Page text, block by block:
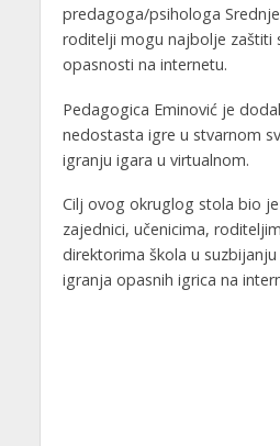
predagoga/psihologa
roditelji mogu najbolje zaštiti
opasnosti na internetu.
Pedagogica Eminović je
nedostasta igre u stvarnom
igranju igara u virtualnom.
Cilj ovog okruglog stola bio
zajednici, učenicima,
direktorima škola u
igranja opasnih igrica na